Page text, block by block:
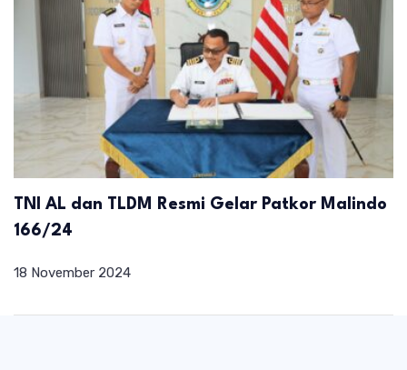
TNI AL dan TLDM Resmi Gelar Patkor Malindo
166/24
18 November 2024